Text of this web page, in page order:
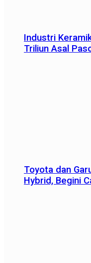
Industri
Triliun Asal
Toyota dan
Hybrid, Begini